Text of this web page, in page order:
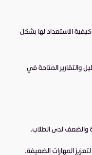
الاستعداد لها بشكل
والتقارير المتاحة في
والضعف لدى الطلاب.
المهارات الضعيفة.